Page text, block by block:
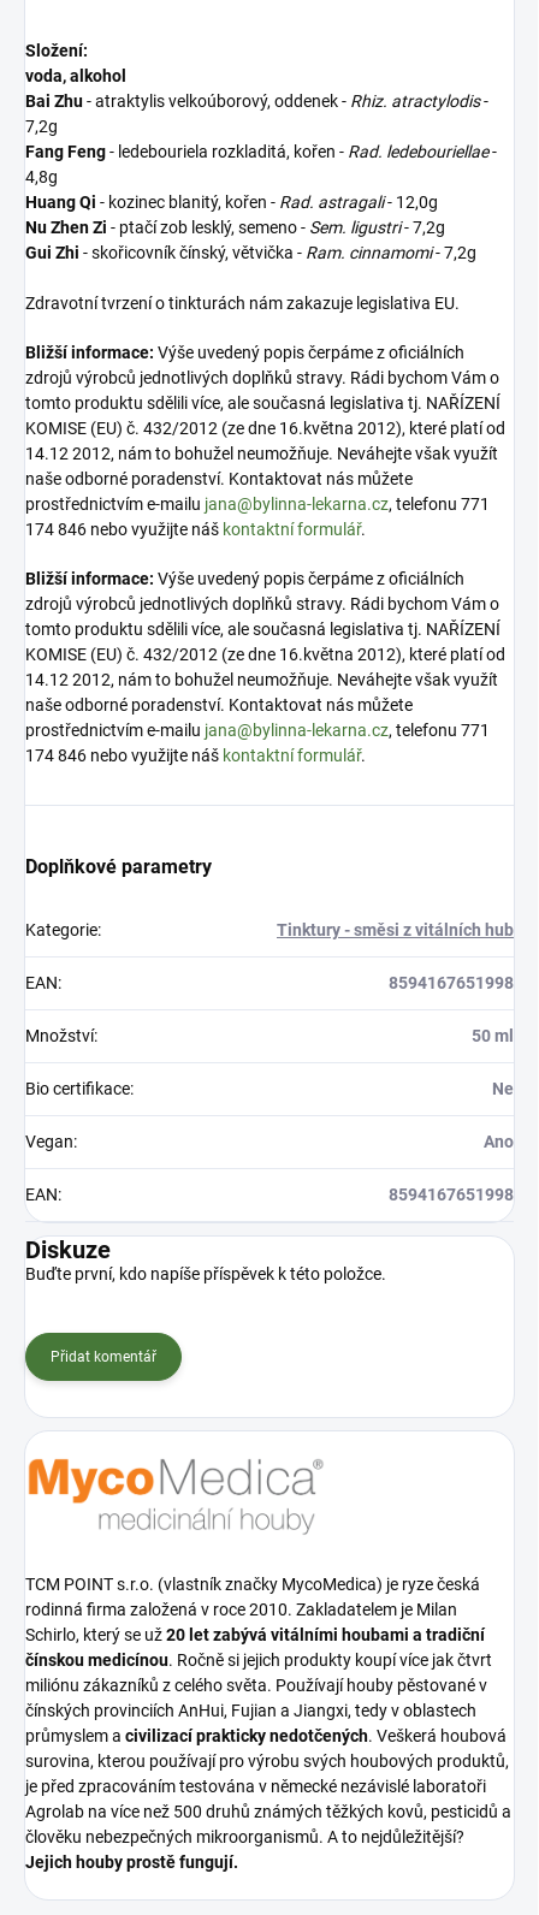
Složení:
voda, alkohol
Bai Zhu- atraktylis velkoúborový, oddenek - Rhiz. atractylodis-
7,2g
Fang Feng- ledebouriela rozkladitá, kořen - Rad. ledebouriellae-
4,8g
Huang Qi - kozinec blanitý, kořen - Rad. astragali- 12,0g
Nu Zhen Zi - ptačí zob lesklý, semeno - Sem. ligustri- 7,2g
Gui Zhi - skořicovník čínský, větvička - Ram. cinnamomi- 7,2g
Zdravotní tvrzení o tinkturách nám zakazuje legislativa EU.
Bližší informace: Výše uvedený popis čerpáme z oficiálních
zdrojů výrobců jednotlivých doplňků stravy. Rádi bychom Vám o
tomto produktu sdělili více, ale současná legislativa tj. NAŘÍZENÍ
KOMISE (EU) č. 432/2012 (ze dne 16.května 2012), které platí od
14.12 2012, nám to bohužel neumožňuje. Neváhejte však využít
naše odborné poradenství. Kontaktovat nás můžete
prostřednictvím e-mailu jana@bylinna-lekarna.cz, telefonu 771
174 846 nebo využijte náš kontaktní formulář.
Bližší informace: Výše uvedený popis čerpáme z oficiálních
zdrojů výrobců jednotlivých doplňků stravy. Rádi bychom Vám o
tomto produktu sdělili více, ale současná legislativa tj. NAŘÍZENÍ
KOMISE (EU) č. 432/2012 (ze dne 16.května 2012), které platí od
14.12 2012, nám to bohužel neumožňuje. Neváhejte však využít
naše odborné poradenství. Kontaktovat nás můžete
prostřednictvím e-mailu jana@bylinna-lekarna.cz, telefonu 771
174 846 nebo využijte náš kontaktní formulář.
Doplňkové parametry
Kategorie: Tinktury - směsi z vitálních hub
EAN: 8594167651998
Množství: 50 ml
Bio certifikace: Ne
Vegan: Ano
EAN: 8594167651998
Diskuze
Buďte první, kdo napíše příspěvek k této položce.
Přidat komentář
TCM POINT s.r.o. (vlastník značky MycoMedica) je ryze česká
rodinná firma založená v roce 2010. Zakladatelem je Milan
Schirlo, který se už20 let zabývá vitálními houbami a tradiční
čínskou medicínou. Ročně si jejich produkty koupí více jak čtvrt
miliónu zákazníků z celého světa. Používají houby pěstované v
čínských provinciích AnHui, Fujian a Jiangxi, tedy v oblastech
průmyslem a civilizací prakticky nedotčených. Veškerá houbová
surovina, kterou používají pro výrobu svých houbových produktů,
je před zpracováním testována v německé nezávislé laboratoři
Agrolab na více než 500 druhů známých těžkých kovů, pesticidů a
člověku nebezpečných mikroorganismů. A to nejdůležitější?
Jejich houby prostě fungují.